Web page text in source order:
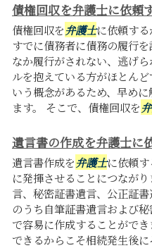
債権回収を弁護士に依頼
債権回収を弁護士に依頼する
すでに債務者に債務の履行
なか履行がされない、逃げ
ルを抱えている方がほとん
いう概念があるため、早め
ます。 そこで、債権回収を
遺言書の作成を弁護士に
遺言書作成を弁護士に依頼
に発揮させることにつなが
言、秘密証書遺言、公正証
のうち自筆証書遺言および
で容易に作成することがで
できるからこそ相続発生後